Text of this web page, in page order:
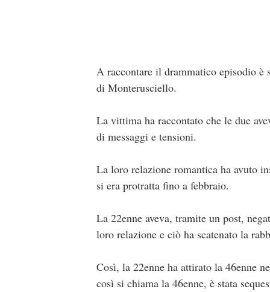
A raccontare il drammatico episodio è
di Monterusciello.
La vittima ha raccontato che le due
di messaggi e tensioni.
La loro relazione romantica ha avuto
si era protratta fino a febbraio.
La 22enne aveva, tramite un post,
loro relazione e ciò ha scatenato la
Così, la 22enne ha attirato la 46enne
così si chiama la 46enne, è stata